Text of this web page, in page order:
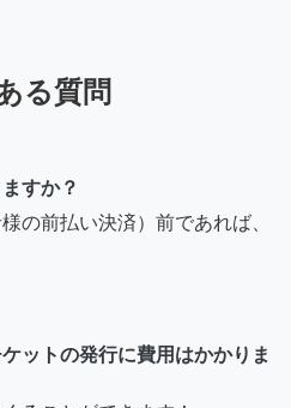
る質問
すか？
の前払い決済）前であれば、
ットの発行に費用はかかりま